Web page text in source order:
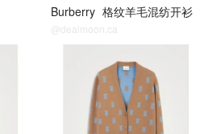
Burberry 格纹羊毛混纺开衫
@dealmoon.ca